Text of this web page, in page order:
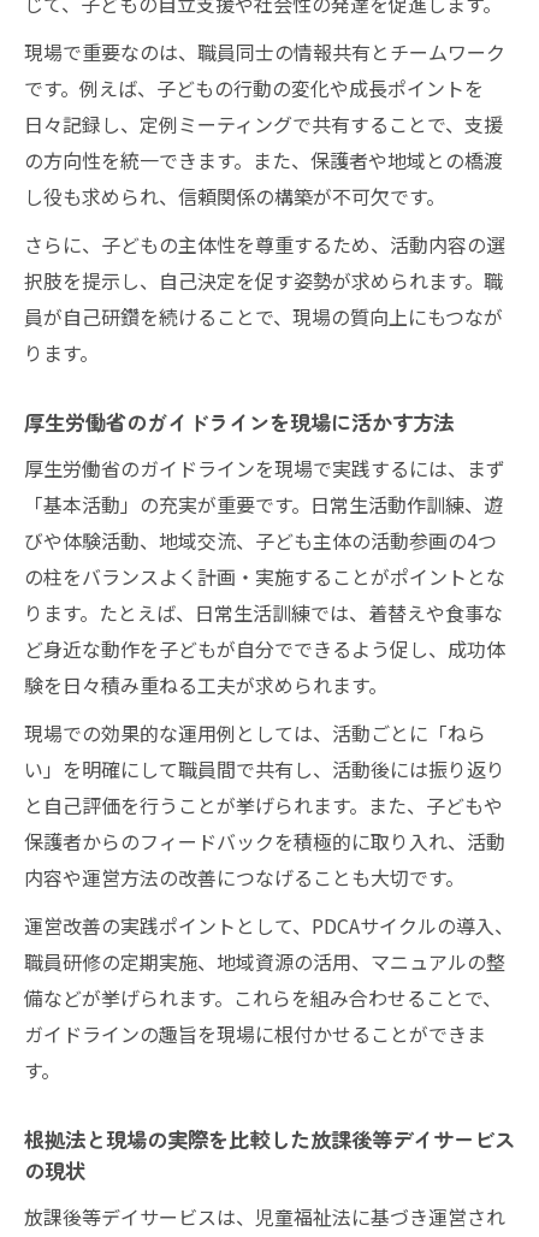
活動改善
現場で重要なのは、職員同士の情報共有とチームワーク
です。例えば、子どもの行動の変化や成長ポイントを
日々記録し、定例ミーティングで共有することで、支援
の方向性を統一できます。また、保護者や地域との橋渡
し役も求められ、信頼関係の構築が不可欠です。
さらに、子どもの主体性を尊重するため、活動内容の選
択肢を提示し、自己決定を促す姿勢が求められます。職
員が自己研鑽を続けることで、現場の質向上にもつなが
ります。
厚生労働省のガイドラインを現場に活かす方法
厚生労働省のガイドラインを現場で実践するには、まず
「基本活動」の充実が重要です。日常生活動作訓練、遊
びや体験活動、地域交流、子ども主体の活動参画の4つ
の柱をバランスよく計画・実施することがポイントとな
ります。たとえば、日常生活訓練では、着替えや食事な
ど身近な動作を子どもが自分でできるよう促し、成功体
験を日々積み重ねる工夫が求められます。
現場での効果的な運用例としては、活動ごとに「ねら
い」を明確にして職員間で共有し、活動後には振り返り
と自己評価を行うことが挙げられます。また、子どもや
保護者からのフィードバックを積極的に取り入れ、活動
内容や運営方法の改善につなげることも大切です。
運営改善の実践ポイントとして、PDCAサイクルの導入、
職員研修の定期実施、地域資源の活用、マニュアルの整
備などが挙げられます。これらを組み合わせることで、
ガイドラインの趣旨を現場に根付かせることができま
す。
根拠法と現場の実際を比較した放課後等デイサービス
の現状
放課後等デイサービスは、児童福祉法に基づき運営され